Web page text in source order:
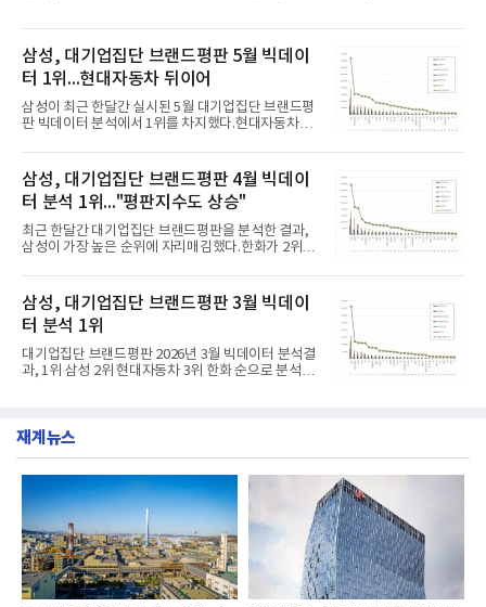
삼성, 대기업집단 브랜드평판 5월 빅데이
터 1위...현대자동차 뒤이어
삼성이 최근 한달간 실시된 5월 대기업집단 브랜드평
판 빅데이터 분석에서 1위를 차지했다.현대자동차가
삼성, 대기업집단 브랜드평판 4월 빅데이
터 분석 1위..."평판지수도 상승"
최근 한달간 대기업집단 브랜드평판을 분석한 결과,
삼성이 가장 높은 순위에 자리매김했다.한화가 2위를
삼성, 대기업집단 브랜드평판 3월 빅데이
터 분석 1위
대기업집단 브랜드평판 2026년 3월 빅데이터 분석결
과, 1위 삼성 2위 현대자동차 3위 한화 순으로 분석됐
재계뉴스